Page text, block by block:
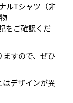
ルTシャツ（非
をご確認くだ
すので、ぜひ
デザインが異